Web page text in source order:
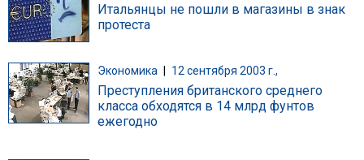
Итальянцы не пошли в магазины в знак
протеста
Экономика 12 сентября 2003 г.,
Преступления британского среднего
класса обходятся в 14 млрд фунтов
ежегодно